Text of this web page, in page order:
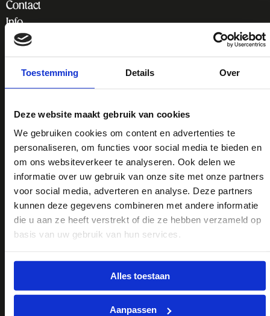
Toestemming Details Over
Deze website maakt gebruik van cookies
We gebruiken cookies om content en advertenties te
personaliseren, om functies voor social media te bieden en
om ons websiteverkeer te analyseren. Ook delen we
informatie over uw gebruik van onze site met onze partners
voor social media, adverteren en analyse. Deze partners
kunnen deze gegevens combineren met andere informatie
die u aan ze heeft verstrekt of die ze hebben verzameld op
basis van uw gebruik van hun services.
Alles toestaan
Aanpassen
Contact
Info
Huisregels
Algemene voorwaarden
Privacy statement
Duurzaamheid
en huisregels van Elevation Events.
Ga
naar
Instagram
Go
to
TikTok
Lijm & Cultuur
Rotterdamseweg 272
2628 AT Delft